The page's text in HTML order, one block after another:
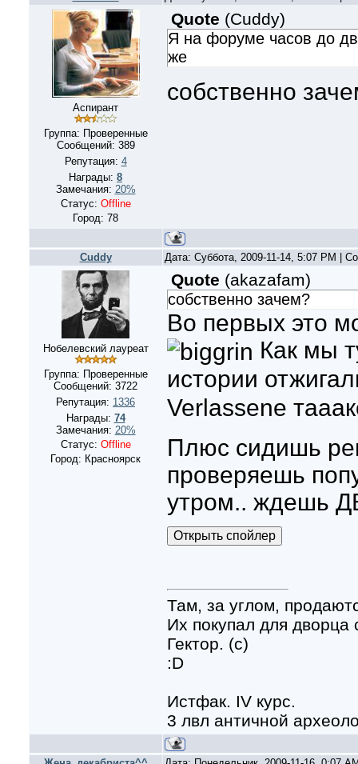
Аспирант
Группа: Проверенные
Сообщений: 389
Репутация: 4
Награды: 8
Замечания: 20%
Статус: Offline
Город: 78
Quote (Cuddy)
Я на форуме часов до
же
собственно
Cuddy Дата: Суббота, 2009-11-14, 5:07 PM |
Нобелевский лауреат
Группа: Проверенные
Сообщений: 3722
Репутация: 1336
Награды: 74
Замечания: 20%
Статус: Offline
Город: Красноярск
Quote (akazafam)
собственно зачем?
Во первых это
Как мы
истории
Verlassene
Плюс сидишь
проверяешь
утром.. ждешь
Там, за углом,
Их покупал для
Гектор. (с)
:D
Истфак. IV курс.
3 лвл античной